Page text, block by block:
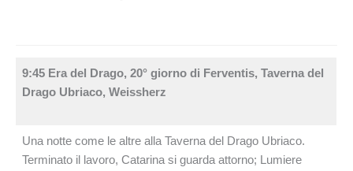
9:45 Era del Drago, 20° giorno di Ferventis, Taverna del
Drago Ubriaco, Weissherz
Una notte come le altre alla Taverna del Drago Ubriaco.
Terminato il lavoro, Catarina si guarda attorno; Lumiere